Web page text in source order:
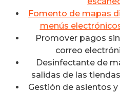
Fomento de mapas
menús
Promover pagos
correo
Desinfectante de
salidas de las
Gestión de asientos